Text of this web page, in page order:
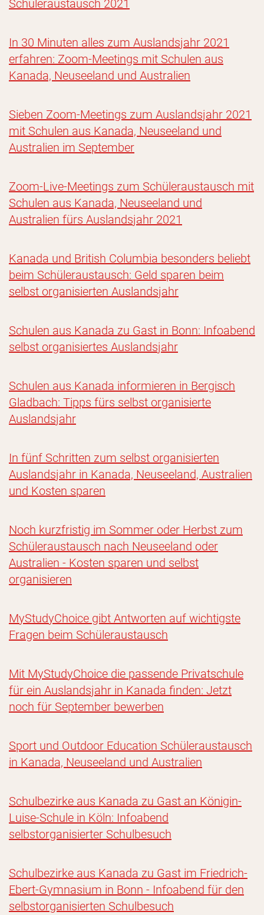
Schüleraustausch 2021
In 30 Minuten alles zum Auslandsjahr 2021
erfahren: Zoom-Meetings mit Schulen aus
Kanada, Neuseeland und Australien
Sieben Zoom-Meetings zum Auslandsjahr 2021
mit Schulen aus Kanada, Neuseeland und
Australien im September
Zoom-Live-Meetings zum Schüleraustausch mit
Schulen aus Kanada, Neuseeland und
Australien fürs Auslandsjahr 2021
Kanada und British Columbia besonders beliebt
beim Schüleraustausch: Geld sparen beim
selbst organisierten Auslandsjahr
Schulen aus Kanada zu Gast in Bonn: Infoabend
selbst organisiertes Auslandsjahr
Schulen aus Kanada informieren in Bergisch
Gladbach: Tipps fürs selbst organisierte
Auslandsjahr
In fünf Schritten zum selbst organisierten
Auslandsjahr in Kanada, Neuseeland, Australien
und Kosten sparen
Noch kurzfristig im Sommer oder Herbst zum
Schüleraustausch nach Neuseeland oder
Australien - Kosten sparen und selbst
organisieren
MyStudyChoice gibt Antworten auf wichtigste
Fragen beim Schüleraustausch
Mit MyStudyChoice die passende Privatschule
für ein Auslandsjahr in Kanada finden: Jetzt
noch für September bewerben
Sport und Outdoor Education Schüleraustausch
in Kanada, Neuseeland und Australien
Schulbezirke aus Kanada zu Gast an Königin-
Luise-Schule in Köln: Infoabend
selbstorganisierter Schulbesuch
Schulbezirke aus Kanada zu Gast im Friedrich-
Ebert-Gymnasium in Bonn - Infoabend für den
selbstorganisierten Schulbesuch